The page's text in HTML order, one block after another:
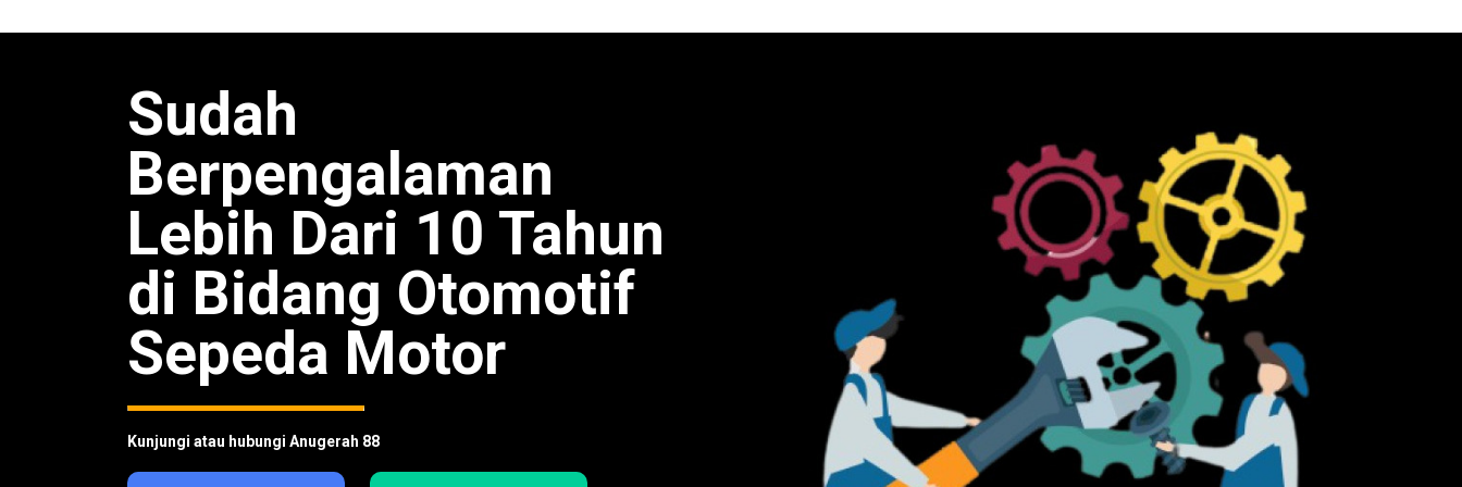
Sudah
Berpengalaman
Lebih Dari 10 Tahun
di Bidang Otomotif
Sepeda Motor
Kunjungi atau hubungi Anugerah 88